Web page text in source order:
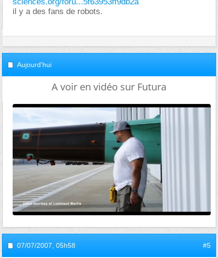
il y a des fans de robots.
Aujourd'hui
A voir en vidéo sur Futura
07/07/2007, 05h58 #5